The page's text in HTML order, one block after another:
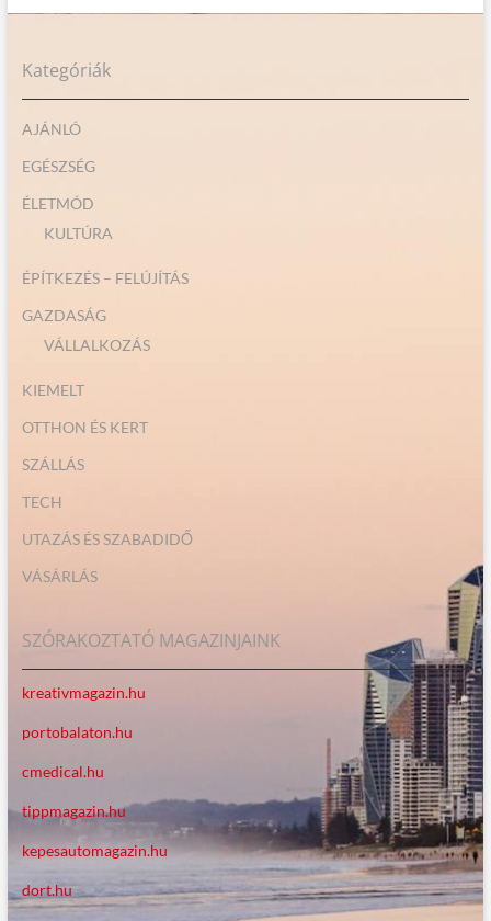
Kategóriák
AJÁNLÓ
EGÉSZSÉG
ÉLETMÓD
KULTÚRA
ÉPÍTKEZÉS – FELÚJÍTÁS
GAZDASÁG
VÁLLALKOZÁS
KIEMELT
OTTHON ÉS KERT
SZÁLLÁS
TECH
UTAZÁS ÉS SZABADIDŐ
VÁSÁRLÁS
SZÓRAKOZTATÓ MAGAZINJAINK
kreativmagazin.hu
portobalaton.hu
cmedical.hu
tippmagazin.hu
kepesautomagazin.hu
dort.hu